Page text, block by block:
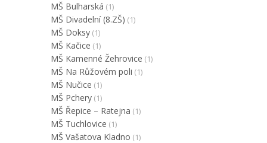
MŠ Bulharská (1)
MŠ Divadelní (8.ZŠ) (1)
MŠ Doksy (1)
MŠ Kačice (1)
MŠ Kamenné Žehrovice (1)
MŠ Na Růžovém poli (1)
MŠ Nučice (1)
MŠ Pchery (1)
MŠ Řepice – Ratejna (1)
MŠ Tuchlovice (1)
MŠ Vašatova Kladno (1)